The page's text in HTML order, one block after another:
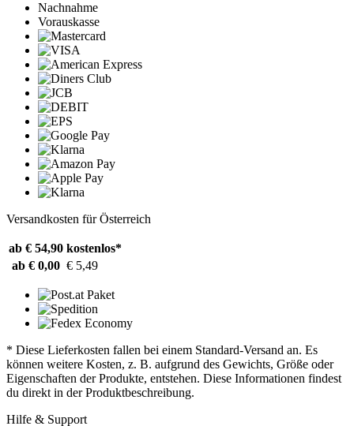
Nachnahme
Vorauskasse
Versandkosten für Österreich
ab € 54,90 kostenlos*
ab € 0,00 € 5,49
* Diese Lieferkosten fallen bei einem Standard-Versand an. Es
können weitere Kosten, z. B. aufgrund des Gewichts, Größe oder
Eigenschaften der Produkte, entstehen. Diese Informationen findest
du direkt in der Produktbeschreibung.
Hilfe & Support